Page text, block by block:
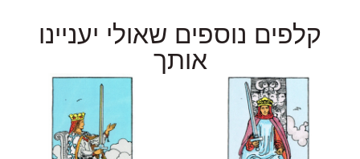
קלפים נוספים שאולי יעניינו
אותך